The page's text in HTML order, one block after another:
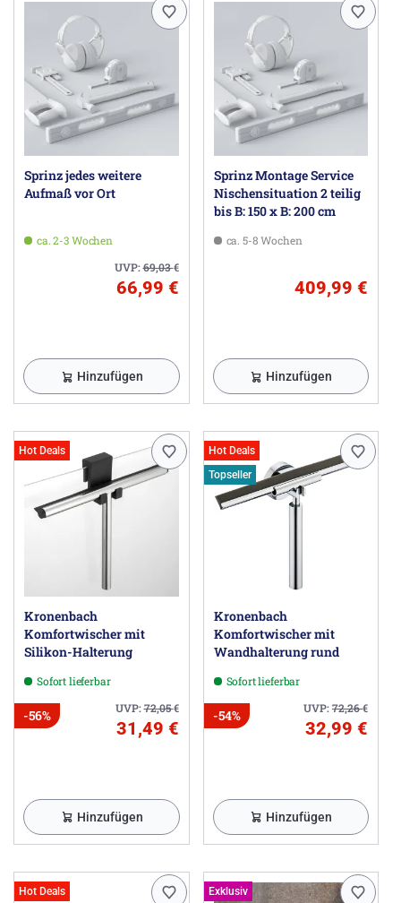
Sprinz jedes weitere
Aufmaß vor Ort
ca. 2-3 Wochen
UVP:69,03€
66,99 €
Hinzufügen
Sprinz Montage Service
Nischensituation 2 teilig
bis B: 150 x B: 200 cm
ca. 5-8 Wochen
409,99 €
Hinzufügen
Hot Deals
Kronenbach
Komfortwischer mit
Silikon-Halterung
Sofort lieferbar
UVP:72,05€
-56%
31,49 €
Hinzufügen
Hot Deals
Topseller
Kronenbach
Komfortwischer mit
Wandhalterung rund
Sofort lieferbar
UVP:72,26€
-54%
32,99 €
Hinzufügen
Hot Deals Exklusiv